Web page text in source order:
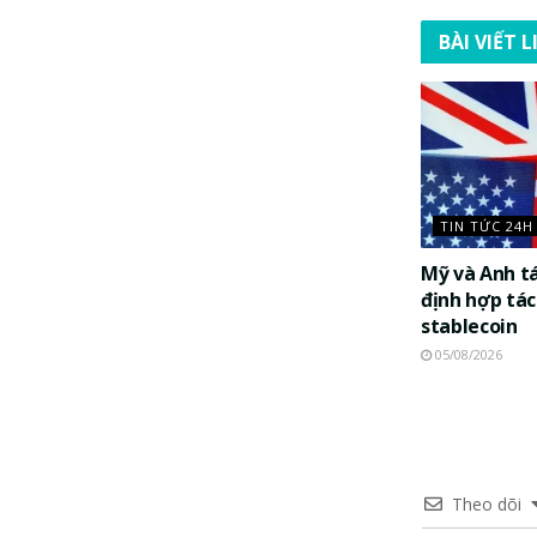
BÀI VIẾT
TIN TỨC 24H
Mỹ và Anh
định hợp
stablecoin
05/08/2026
Theo dõi